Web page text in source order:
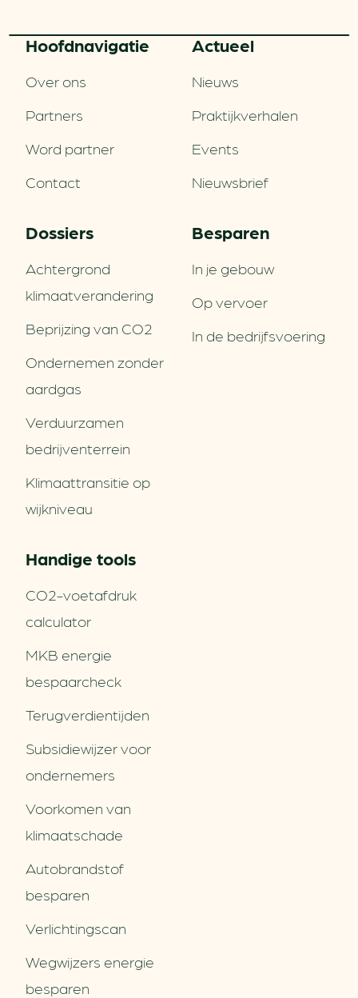
Hoofd­navigatie
Over ons
Partners
Word partner
Contact
Actueel
Nieuws
Praktijkverhalen
Events
Nieuwsbrief
Dossiers
Achtergrond
klimaatverandering
Beprijzing van CO2
Ondernemen zonder
aardgas
Verduurzamen
bedrijventerrein
Klimaattransitie op
wijkniveau
Besparen
In je gebouw
Op vervoer
In de bedrijfsvoering
Handige tools
CO2-voetafdruk
calculator
MKB energie
bespaarcheck
Terugverdien­tijden
Subsidiewijzer voor
ondernemers
Voorkomen van
klimaatschade
Autobrandstof
besparen
Verlichtingscan
Wegwijzers energie
besparen